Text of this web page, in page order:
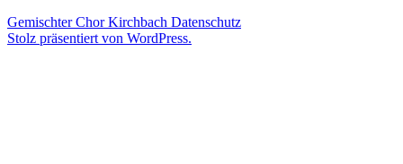
Gemischter Chor Kirchbach Datenschutz
Stolz präsentiert von WordPress.